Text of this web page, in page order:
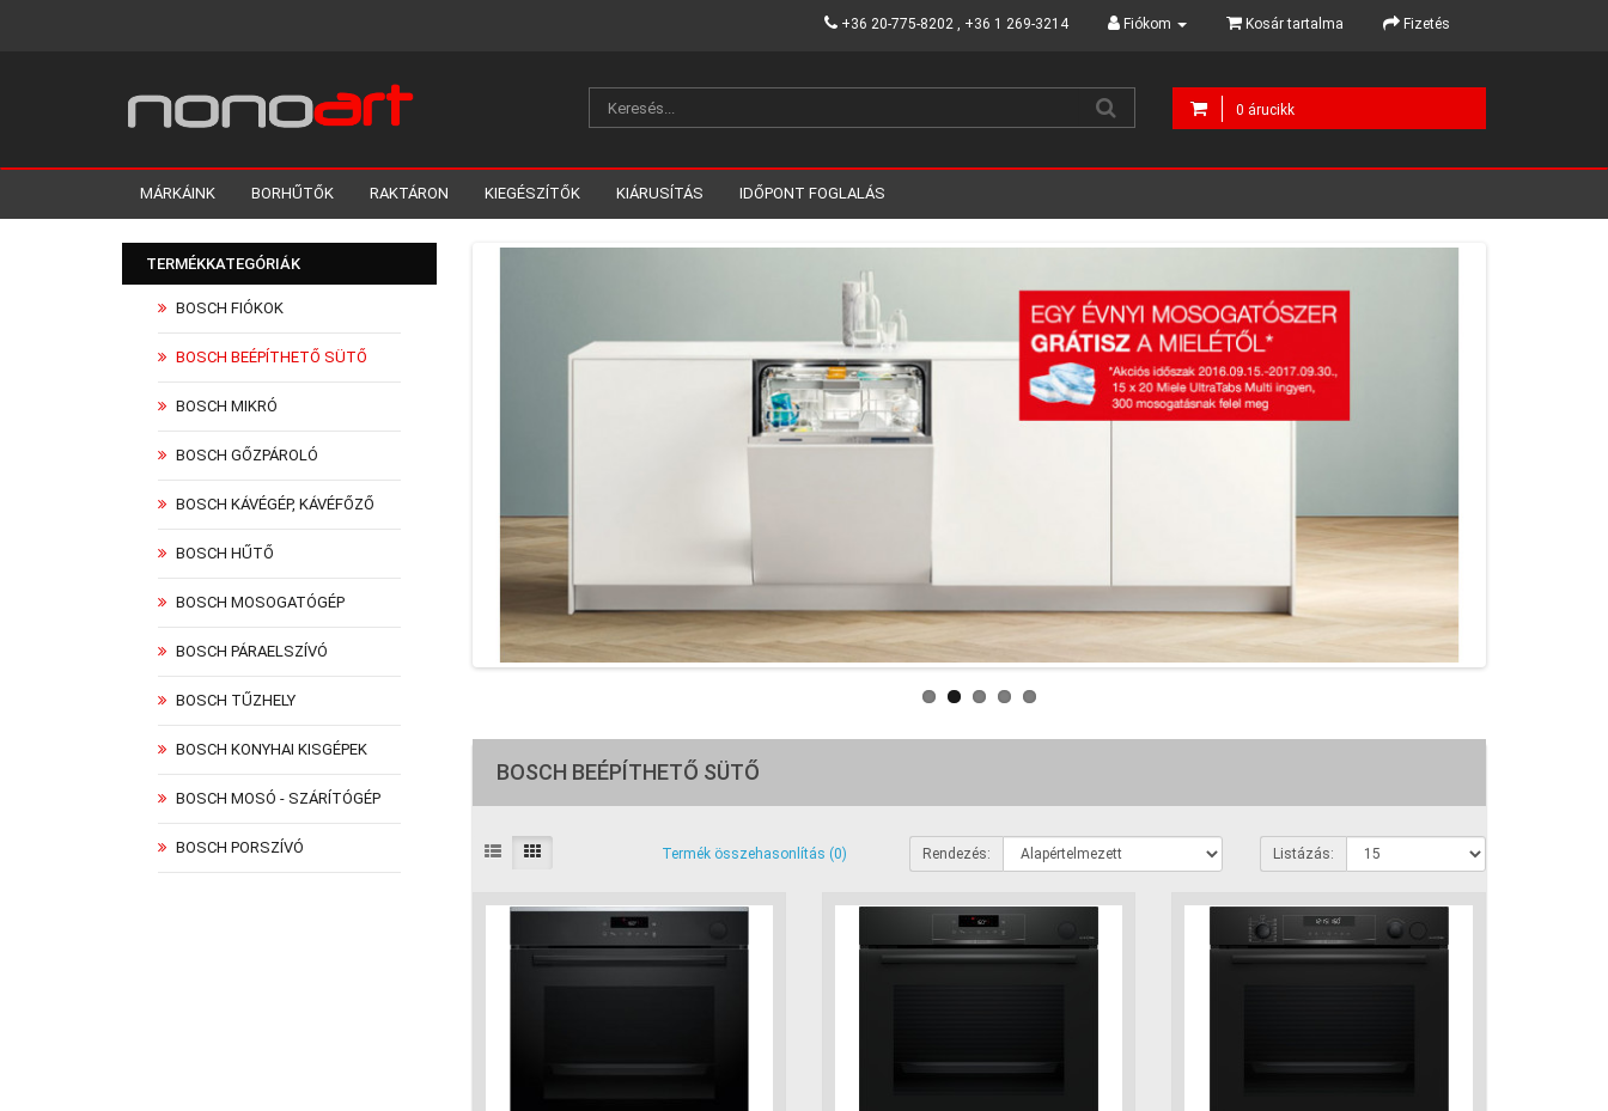
+36 20-775-8202 , +36 1 269-3214 Fiókom Kosár tartalma Fizetés
0 árucikk
MÁRKÁINK BORHŰTŐK RAKTÁRON KIEGÉSZÍTŐK KIÁRUSÍTÁS IDŐPONT FOGLALÁS
TERMÉKKATEGÓRIÁK
BOSCH FIÓKOK
BOSCH BEÉPÍTHETŐ SÜTŐ
BOSCH MIKRÓ
BOSCH GŐZPÁROLÓ
BOSCH KÁVÉGÉP, KÁVÉFŐZŐ
BOSCH HŰTŐ
BOSCH MOSOGATÓGÉP
BOSCH PÁRAELSZÍVÓ
BOSCH TŰZHELY
BOSCH KONYHAI KISGÉPEK
BOSCH MOSÓ - SZÁRÍTÓGÉP
BOSCH PORSZÍVÓ
BOSCH BEÉPÍTHETŐ SÜTŐ
Termék összehasonlítás (0) Rendezés: Listázás: